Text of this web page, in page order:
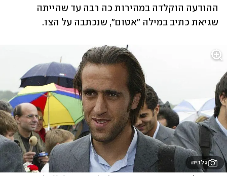
שגיאת כתיב במילה "אטום", שנכתבה על הצו.
גלריה